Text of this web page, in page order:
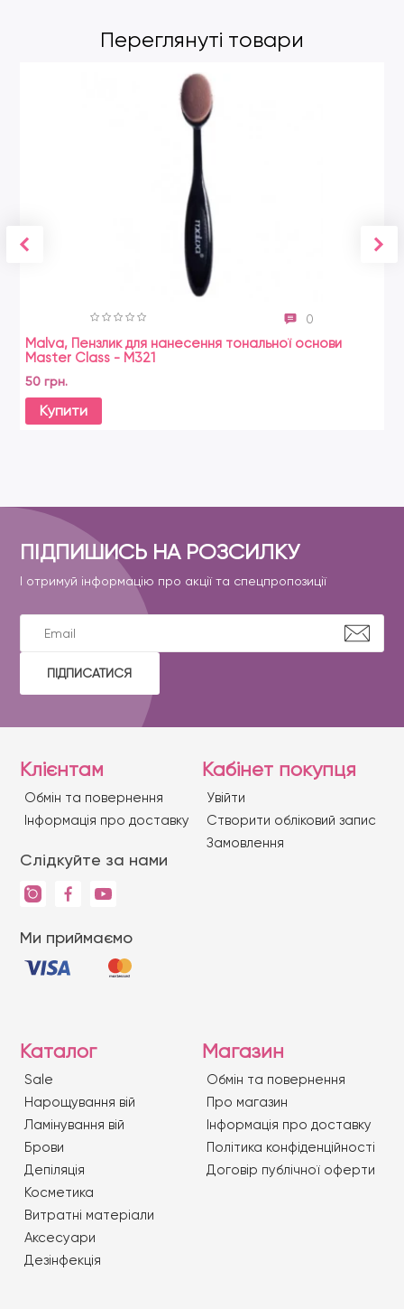
Переглянуті товари
0
Malva, Пензлик для нанесення тональної основи
Master Сlass - M321
50 грн.
Купити
ПІДПИШИСЬ НА РОЗСИЛКУ
І отримуй інформацію про акції та спецпропозиції
ПІДПИСАТИСЯ
Клієнтам
Обмін та повернення
Iнформація про доставку
Слідкуйте за нами
Ми приймаємо
Кабінет покупця
Увійти
Створити обліковий запис
Замовлення
Каталог
Sale
Нарощування вій
Ламінування вій
Брови
Депіляція
Косметика
Витратні матеріали
Аксесуари
Дезінфекція
Магазин
Обмін та повернення
Про магазин
Iнформація про доставку
Політика конфіденційності
Договір публічної оферти